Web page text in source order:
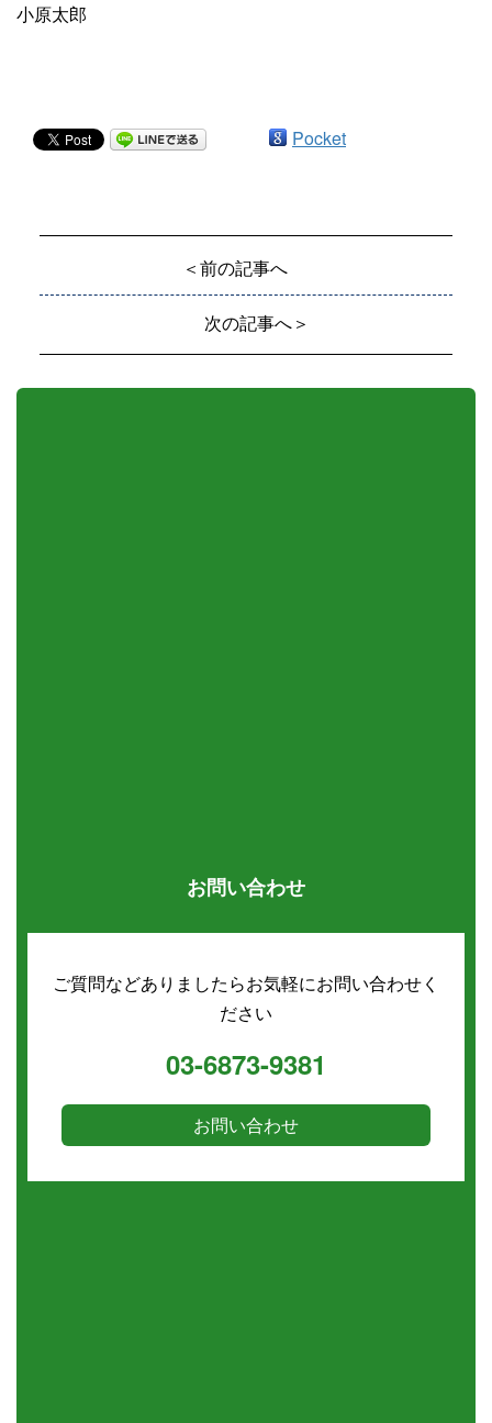
小原太郎
Pocket
＜前の記事へ
次の記事へ＞
お問い合わせ
ご質問などありましたらお気軽にお問い合わせく
ださい
03-6873-9381
お問い合わせ